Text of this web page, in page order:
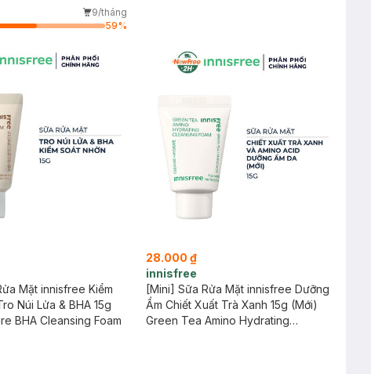
Repair Ampoule9/tháng
59%
Mặt innisfree Kiểm
Núi Lửa & BHA 15g
BHA Cleansing Foam
28.000 ₫
innisfree
[Mini] Sữa Rửa Mặt innisfree Dưỡng
Ẩm Chiết Xuất Trà Xanh 15g (Mới)
Green Tea Amino Hydrating